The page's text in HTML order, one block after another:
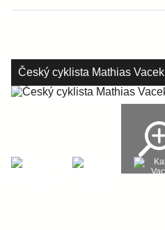
Český cyklista Mathias Vacek